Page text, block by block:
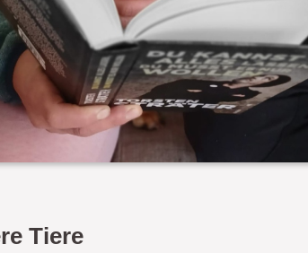
Tiere